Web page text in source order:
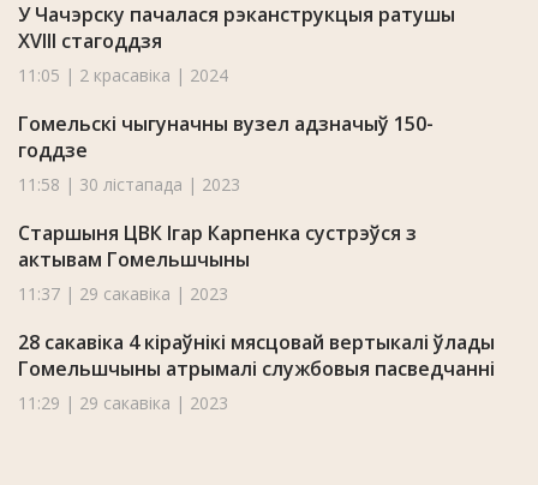
У Чачэрску пачалася рэканструкцыя ратушы
XVIII стагоддзя
11:05 | 2 красавіка | 2024
Гомельскі чыгуначны вузел адзначыў 150-
годдзе
11:58 | 30 лістапада | 2023
Старшыня ЦВК Ігар Карпенка сустрэўся з
актывам Гомельшчыны
11:37 | 29 сакавіка | 2023
28 сакавіка 4 кіраўнікі мясцовай вертыкалі ўлады
Гомельшчыны атрымалі службовыя пасведчанні
11:29 | 29 сакавіка | 2023